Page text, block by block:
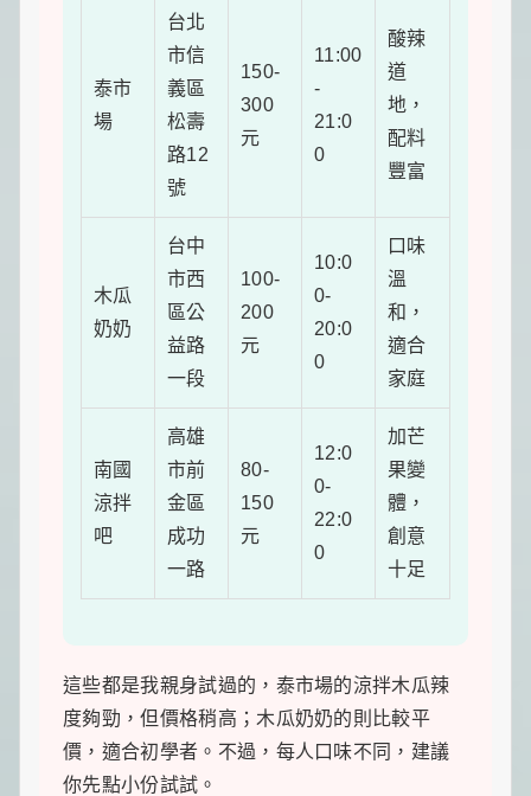
泰市
場
台北
市信
義區
松壽
路12
號
150-
300
元
11:00
-
21:0
0
酸辣
道
地，
配料
豐富
木瓜
奶奶
台中
市西
區公
益路
一段
100-
200
元
10:0
0-
20:0
0
口味
溫
和，
適合
家庭
南國
涼拌
吧
高雄
市前
金區
成功
一路
80-
150
元
12:0
0-
22:0
0
加芒
果變
體，
創意
十足
這些都是我親身試過的，泰市場的涼拌木瓜辣
度夠勁，但價格稍高；木瓜奶奶的則比較平
價，適合初學者。不過，每人口味不同，建議
你先點小份試試。